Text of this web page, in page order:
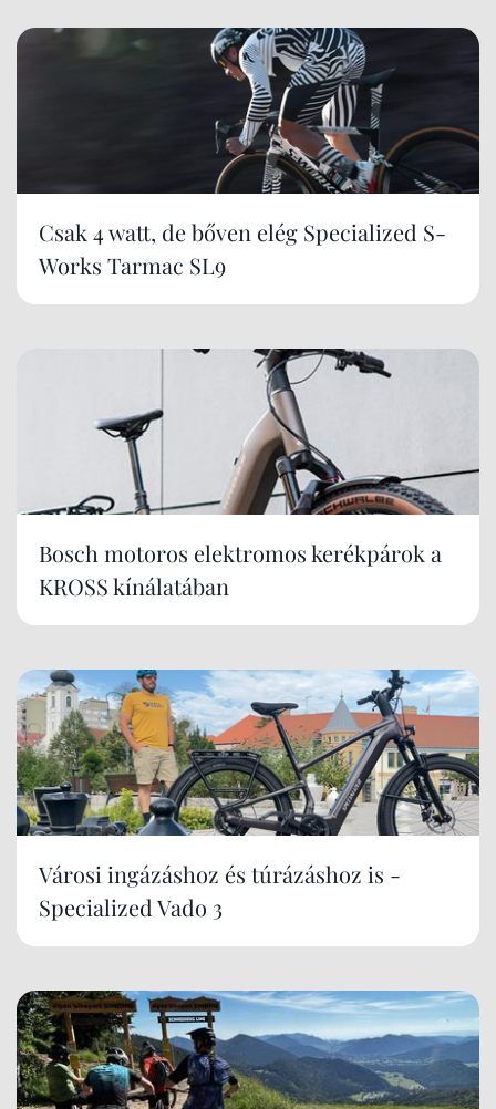
Csak 4 watt, de bőven elég Specialized S-
Works Tarmac SL9
Bosch motoros elektromos kerékpárok a
KROSS kínálatában
Városi ingázáshoz és túrázáshoz is -
Specialized Vado 3